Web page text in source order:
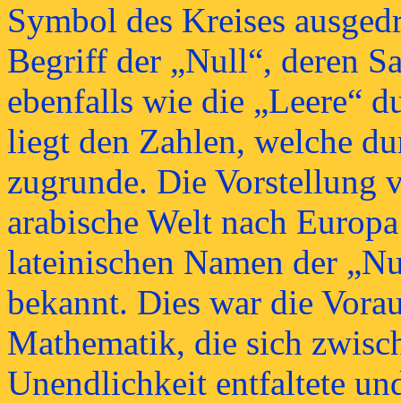
Symbol des Kreises
Begriff der „Null“, deren
ebenfalls wie die „Leere“
liegt den Zahlen, welche
zugrunde. Die Vorstellung
arabische Welt nach
lateinischen Namen der
bekannt. Dies war die
Mathematik, die sich
Unendlichkeit entfaltete